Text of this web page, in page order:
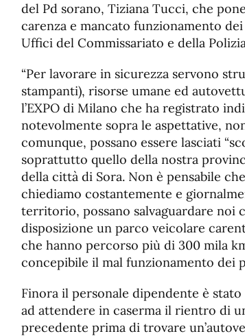
del Pd sorano, Tiziana Tucci, che
carenza e mancato funzionamento
Uffici del Commissariato e della
“Per lavorare in sicurezza servono
stampanti), risorse umane ed
l’EXPO di Milano che ha registrato
notevolmente sopra le aspettative,
comunque, possano essere lasciati
soprattutto quello della nostra
della città di Sora. Non è pensabile
chiediamo costantemente e
territorio, possano salvaguardare noi
disposizione un parco veicolare
che hanno percorso più di 300 mila
concepibile il mal funzionamento dei
Finora il personale dipendente è
ad attendere in caserma il rientro di
precedente prima di trovare